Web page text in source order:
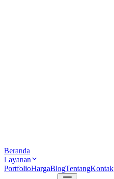
Beranda
Layanan
PortfolioHargaBlogTentangKontak